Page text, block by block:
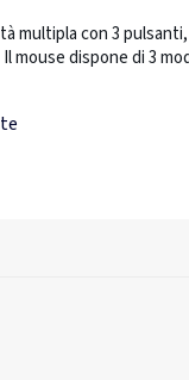
multipla con 3
mouse dispone di 3
e si spegne quando